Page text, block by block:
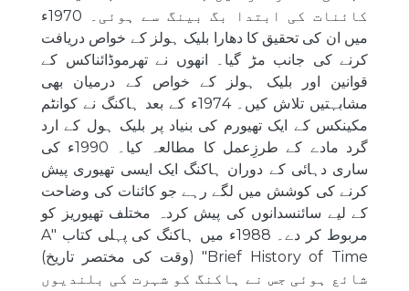
کائنات کی ابتدا بگ بینگ سے ہوئی۔ 1970ء
میں ان کی تحقیق کا دھارا بلیک ہولز کے خواص دریافت
کرنے کی جانب مڑ گیا۔ انھوں نے تھرموڈائناکس کے
قوانین اور بلیک ہولز کے خواص کے درمیان بھی
مشابہتیں تلاش کیں۔ 1974ء کے بعد ہاکنگ نے کوانٹم
مکینکس کے ایک تھیورم کی بنیاد پر بلیک ہول کے ارد
گرد مادے کے طرزِعمل کا مطالعہ کیا۔ 1990ء کی
ساری دہائی کے دوران ہاکنگ ایک ایسی تھیوری پیش
کرنے کی کوشش میں لگے رہے جو کائنات کی وضاحت
کے لیے سائنسدانوں کی پیش کردہ مختلف تھیوریز کو
مربوط کر دے۔ 1988ء میں ہاکنگ کی پہلی کتاب "A
Brief History of Time" (وقت کی مختصر تاریخ)
شائع ہوئی جس نے ہاکنگ کو شہرت کی بلندیوں